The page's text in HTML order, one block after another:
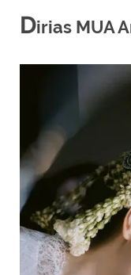
Dirias MUA